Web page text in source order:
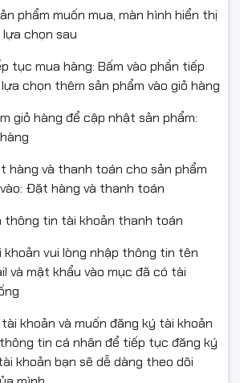
ràng, không lem mực
in nhiều
hoàn hảo, dễ tháo lắp và thay
in và tiết kiệm tối đa chi phí sử
thiện với môi trường và an toàn
in , laptop
phẩm muốn mua, màn hình hiển thị
chọn sau
tục mua hàng: Bấm vào phần tiếp
chọn thêm sản phẩm vào giỏ hàng
giỏ hàng để cập nhật sản phẩm:
hàng và thanh toán cho sản phẩm
Đặt hàng và thanh toán
thông tin tài khoản thanh toán
khoản vui lòng nhập thông tin tên
và mật khẩu vào mục đã có tài
khoản và muốn đăng ký tài khoản
tin cá nhân để tiếp tục đăng ký
khoản bạn sẽ dễ dàng theo dõi